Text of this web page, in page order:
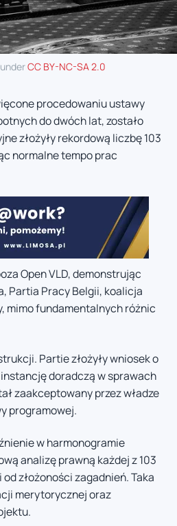
CC BY-NC-SA 2.0
procedowaniu ustawy
do dwóch lat, zostało
złożyły rekordową liczbę 103
normalne tempo prac
Open VLD, demonstrując
Partia Pracy Belgii, koalicja
mimo fundamentalnych różnic
Partie złożyły wniosek o
doradczą w sprawach
zaakceptowany przez władze
programowej.
w harmonogramie
analizę prawną każdej z 103
złożoności zagadnień. Taka
merytorycznej oraz